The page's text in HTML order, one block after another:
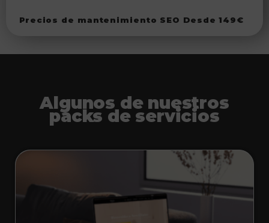
Precios de mantenimiento SEO Desde 149€
Algunos de nuestros
packs de servicios